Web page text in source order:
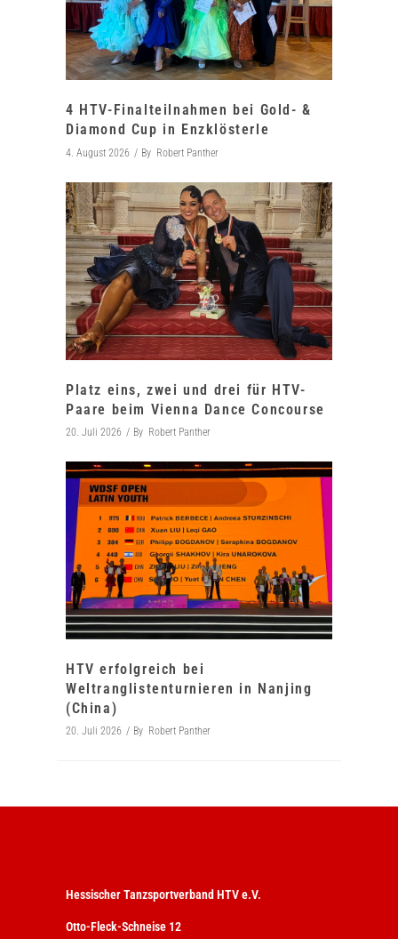
4 HTV-Finalteilnahmen bei Gold- &
Diamond Cup in Enzklösterle
4. August 2026 By Robert Panther
Platz eins, zwei und drei für HTV-
Paare beim Vienna Dance Concourse
20. Juli 2026 By Robert Panther
HTV erfolgreich bei
Weltranglistenturnieren in Nanjing
(China)
20. Juli 2026 By Robert Panther
Hessischer Tanzsportverband HTV e.V.
Otto-Fleck-Schneise 12